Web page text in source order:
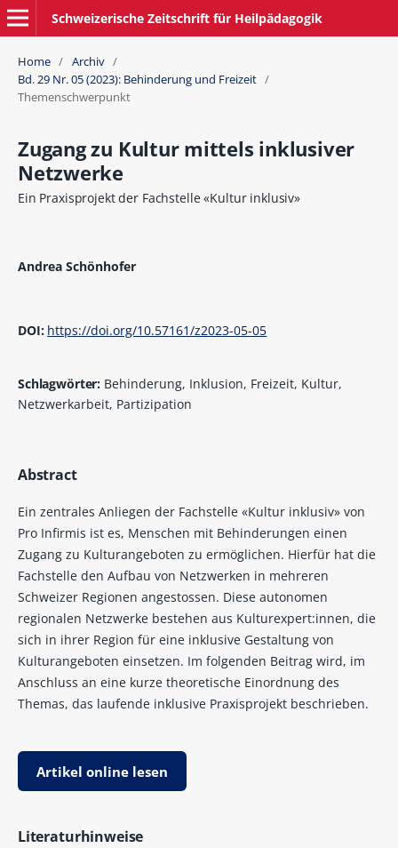
Schweizerische Zeitschrift für Heilpädagogik
Home / Archiv /
Bd. 29 Nr. 05 (2023): Behinderung und Freizeit /
Themenschwerpunkt
Zugang zu Kultur mittels inklusiver
Netzwerke
Ein Praxisprojekt der Fachstelle «Kultur inklusiv»
Andrea Schönhofer
DOI: https://doi.org/10.57161/z2023-05-05
Schlagwörter: Behinderung, Inklusion, Freizeit, Kultur,
Netzwerkarbeit, Partizipation
Abstract
Ein zentrales Anliegen der Fachstelle «Kultur inklusiv» von
Pro Infirmis ist es, Menschen mit Behinderungen einen
Zugang zu Kulturangeboten zu ermöglichen. Hierfür hat die
Fachstelle den Aufbau von Netzwerken in mehreren
Schweizer Regionen angestossen. Diese autonomen
regionalen Netzwerke bestehen aus Kulturexpert:innen, die
sich in ihrer Region für eine inklusive Gestaltung von
Kulturangeboten einsetzen. Im folgenden Beitrag wird, im
Anschluss an eine kurze theoretische Einordnung des
Themas, das laufende inklusive Praxisprojekt beschrieben.
Artikel online lesen
Literaturhinweise